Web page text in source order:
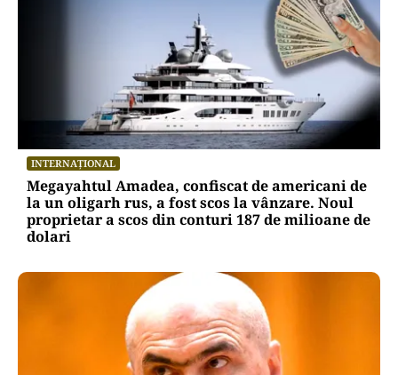
INTERNAȚIONAL
Megayahtul Amadea, confiscat de americani de
la un oligarh rus, a fost scos la vânzare. Noul
proprietar a scos din conturi 187 de milioane de
dolari